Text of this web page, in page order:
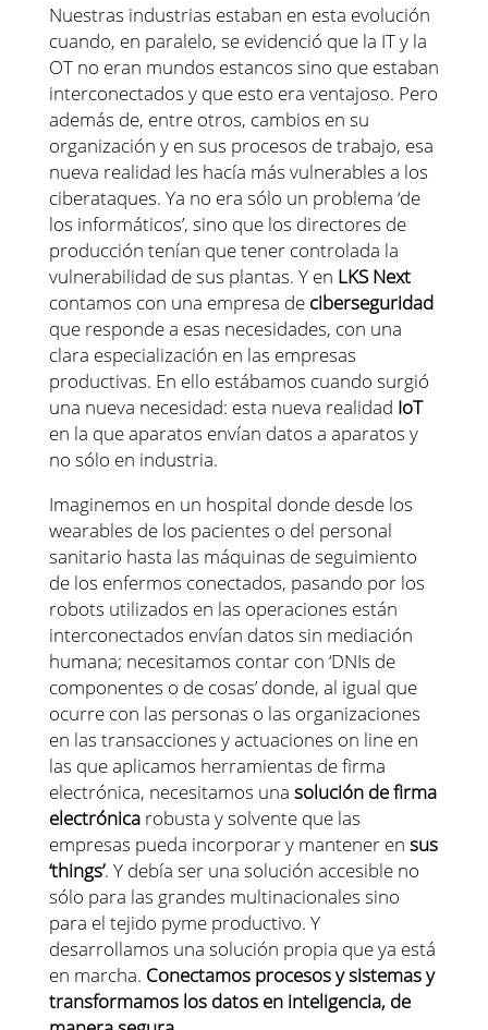
Nuestras industrias estaban en esta evolución
cuando, en paralelo, se evidenció que la IT y la
OT no eran mundos estancos sino que estaban
interconectados y que esto era ventajoso. Pero
además de, entre otros, cambios en su
organización y en sus procesos de trabajo, esa
nueva realidad les hacía más vulnerables a los
ciberataques. Ya no era sólo un problema ‘de
los informáticos’, sino que los directores de
producción tenían que tener controlada la
vulnerabilidad de sus plantas. Y en LKS Next
contamos con una empresa de ciberseguridad
que responde a esas necesidades, con una
clara especialización en las empresas
productivas. En ello estábamos cuando surgió
una nueva necesidad: esta nueva realidad IoT
en la que aparatos envían datos a aparatos y
no sólo en industria.
Imaginemos en un hospital donde desde los
wearables de los pacientes o del personal
sanitario hasta las máquinas de seguimiento
de los enfermos conectados, pasando por los
robots utilizados en las operaciones están
interconectados envían datos sin mediación
humana; necesitamos contar con ‘DNIs de
componentes o de cosas’ donde, al igual que
ocurre con las personas o las organizaciones
en las transacciones y actuaciones on line en
las que aplicamos herramientas de firma
electrónica, necesitamos una solución de firma
electrónicarobusta y solvente que las
empresas pueda incorporar y mantener en sus
‘things’. Y debía ser una solución accesible no
sólo para las grandes multinacionales sino
para el tejido pyme productivo. Y
desarrollamos una solución propia que ya está
en marcha. Conectamos procesos y sistemas y
transformamos los datos en inteligencia, de